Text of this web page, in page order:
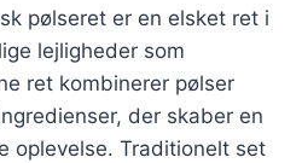
pølseret er en elsket ret i
lejligheder som
ret kombinerer pølser
der skaber en
oplevelse. Traditionelt set